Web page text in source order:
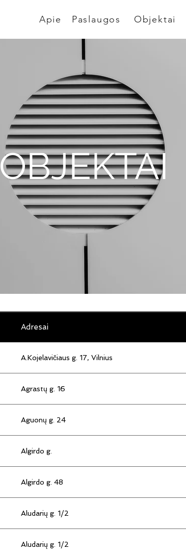
Apie Paslaugos Objektai
OBJEKTAI
Adresai
A.Kojelavičiaus g. 17, Vilnius
Agrastų g. 16
Aguonų g. 24
Algirdo g.
Algirdo g. 48
Aludarių g. 1/2
Aludarių g. 1/2